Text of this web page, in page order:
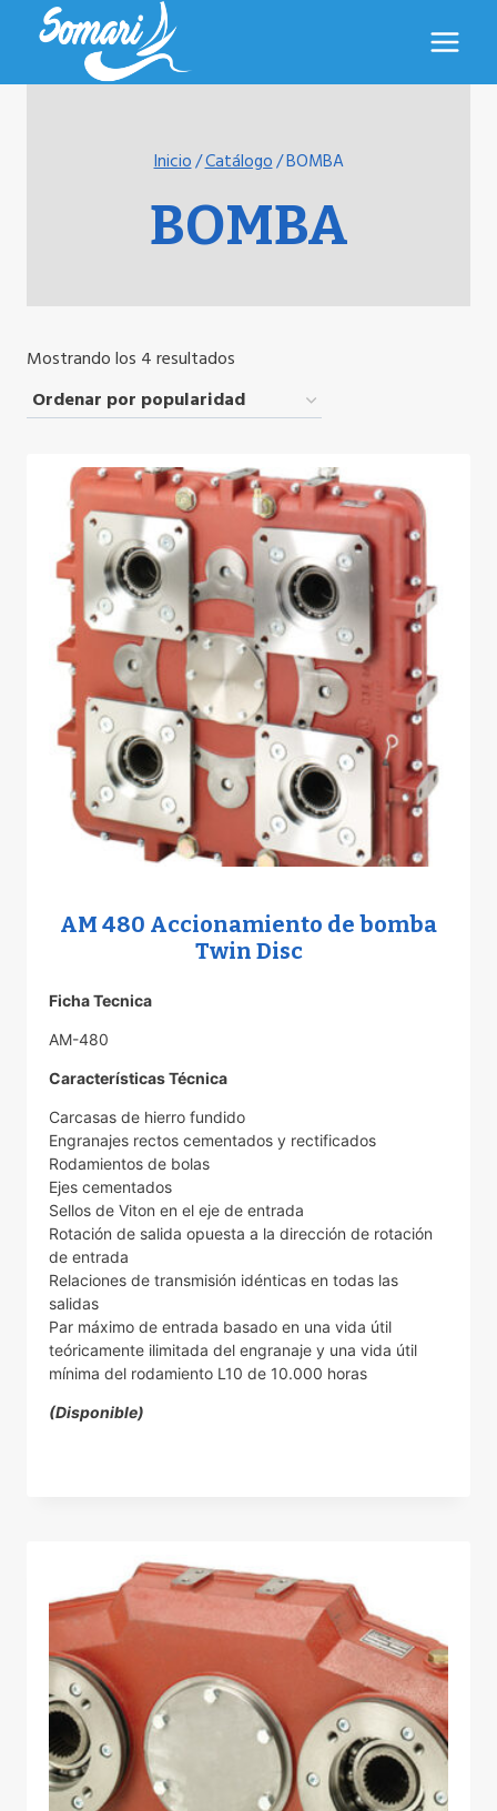
Saltar
contenido
Inicio/Catálogo/BOMBA
BOMBA
Mostrando los 4 resultados
por
popularidad
AM 480 Accionamiento de bomba
Twin Disc
Ficha Tecnica
AM-480
Características Técnica
Carcasas de hierro fundido
Engranajes rectos cementados y rectificados
Rodamientos de bolas
Ejes cementados
Sellos de Viton en el eje de entrada
Rotación de salida opuesta a la dirección de rotación
de entrada
Relaciones de transmisión idénticas en todas las
salidas
Par máximo de entrada basado en una vida útil
teóricamente ilimitada del engranaje y una vida útil
mínima del rodamiento L10 de 10.000 horas
(Disponible)